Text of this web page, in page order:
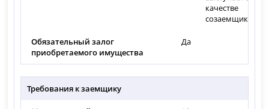
качестве
созаемщика
Обязательный залог
приобретаемого имущества
Да
Требования к заемщику